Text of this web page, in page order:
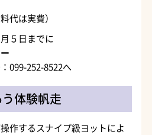
代は実費）
５日までに
099-252-8522へ
体験帆走
作するスナイプ級ヨットによ